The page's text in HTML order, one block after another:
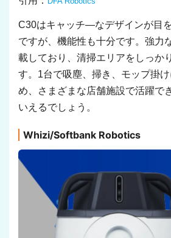
C30はキャッチ―なデザインが目
ですが、機能性も十分です。強力
載しており、清掃エリアをしっか
す。1台で吸塵、掃き、モップ掛
め、さまざまな店舗施設で活躍で
いえるでしょう。
Whizi/Softbank Robotics